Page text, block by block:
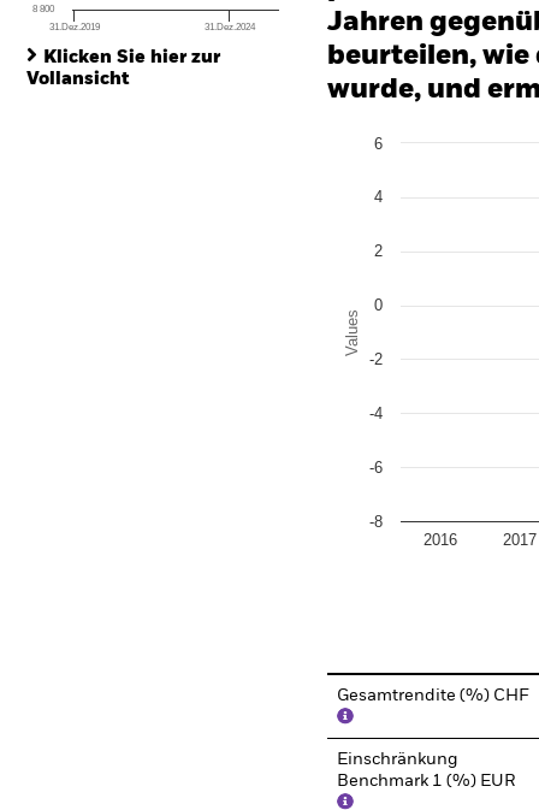
31.Dez.2019 31.Dez.2024
8 800
Klicken Sie hier zur
Vollansicht
Jahren
beurteilen,
wurde, und
Bar chart with 2 data
The chart has 1 Y axis
Values
2016 2017
-8
-6
-4
-2
0
2
4
6
Gesamtrendite (%) CHF
Einschränkung
Benchmark 1 (%) EUR